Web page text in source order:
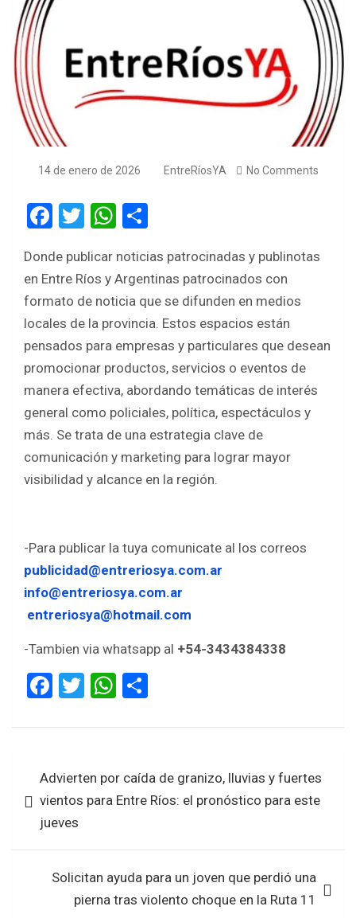
14 de enero de 2026 EntreRíosYA No Comments
F
ce
b
o
o
k
T
tt
er
W
at
s
A
p
p
ar
e
Donde publicar noticias patrocinadas y publinotas
en Entre Ríos y Argentinas patrocinados con
formato de noticia que se difunden en medios
locales de la provincia. Estos espacios están
pensados para empresas y particulares que desean
promocionar productos, servicios o eventos de
manera efectiva, abordando temáticas de interés
general como policiales, política, espectáculos y
más. Se trata de una estrategia clave de
comunicación y marketing para lograr mayor
visibilidad y alcance en la región.
-Para publicar la tuya comunicate al los correos
publicidad@entreriosya.com.ar
info@entreriosya.com.ar
entreriosya@hotmail.com
-Tambien via whatsapp al +54-3434384338
F
ce
o
o
T
tt
W
at
A
p
ar
entradas
Advierten por caída de granizo, lluvias y fuertes
vientos para Entre Ríos: el pronóstico para este
jueves
Solicitan ayuda para un joven que perdió una
pierna tras violento choque en la Ruta 11